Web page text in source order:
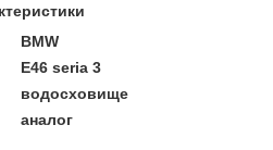
BMW
E46 seria 3
водосховище
аналог